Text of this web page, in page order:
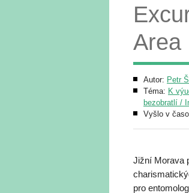
Area
Autor: Petr
Téma: K
bezobratlí /
Vyšlo v
Jižní Morava
pro